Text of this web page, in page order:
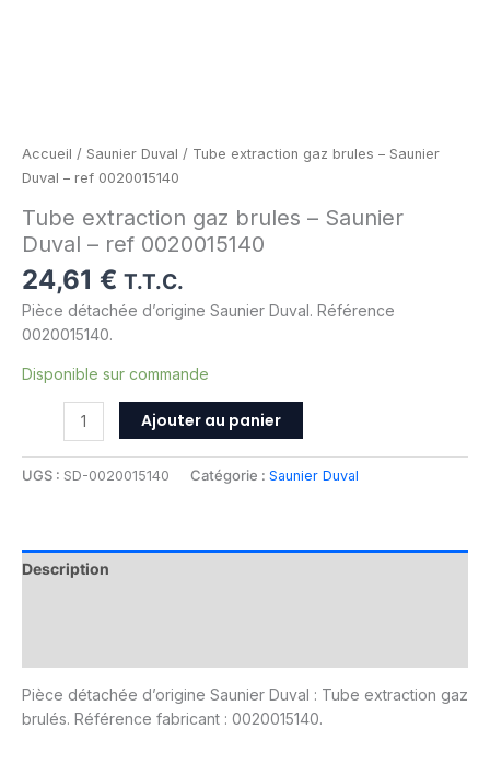
Accueil / Saunier Duval / Tube extraction gaz brules – Saunier
Duval – ref 0020015140
Tube extraction gaz brules – Saunier
Duval – ref 0020015140
24,61 € T.T.C.
Pièce détachée d’origine Saunier Duval. Référence
0020015140.
Disponible sur commande
Ajouter au panier
UGS : SD-0020015140 Catégorie : Saunier Duval
Description
Pièce détachée d’origine Saunier Duval : Tube extraction gaz
brulés. Référence fabricant : 0020015140.